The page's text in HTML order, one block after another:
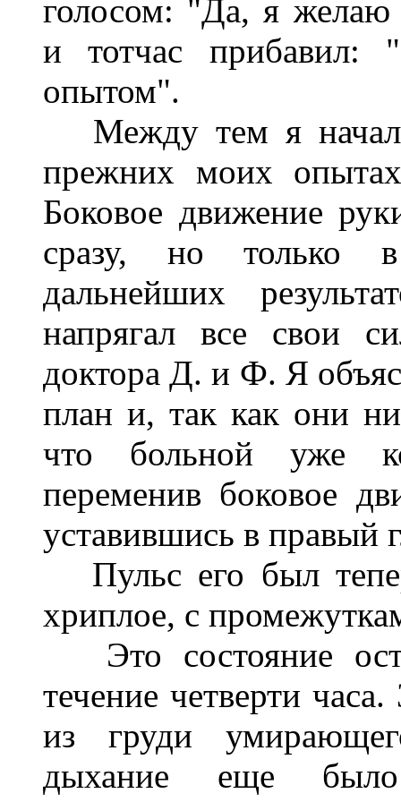
голосом: "Да, я желаю
и тотчас прибавил:
опытом".
Между тем я начал
прежних моих опытах
Боковое движение
сразу, но только
дальнейших
напрягал все свои
доктора Д. и Ф. Я
план и, так как они
что больной уже
переменив боковое
уставившись в правый
Пульс его был
хриплое, с
Это состояние
течение четверти
из груди
дыхание еще